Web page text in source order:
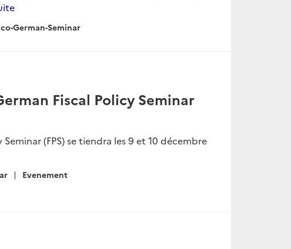
German-Seminar
Fiscal Policy Seminar
(FPS) se tiendra les 9 et 10 décembre
Evenement